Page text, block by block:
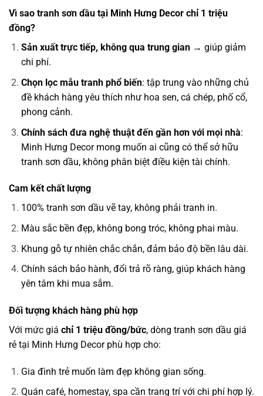
Vì sao tranh sơn dầu tại Minh Hưng Decor chỉ 1 triệu
đồng?
Sản xuất trực tiếp, không qua trung gian→ giúp giảm
chi phí.
Chọn lọc mẫu tranh phổ biến: tập trung vào những chủ
đề khách hàng yêu thích như hoa sen, cá chép, phố cổ,
phong cảnh.
Chính sách đưa nghệ thuật đến gần hơn với mọi nhà:
Minh Hưng Decor mong muốn ai cũng có thể sở hữu
tranh sơn dầu, không phân biệt điều kiện tài chính.
Cam kết chất lượng
100% tranh sơn dầu vẽ tay, không phải tranh in.
Màu sắc bền đẹp, không bong tróc, không phai màu.
Khung gỗ tự nhiên chắc chắn, đảm bảo độ bền lâu dài.
Chính sách bảo hành, đổi trả rõ ràng, giúp khách hàng
yên tâm khi mua sắm.
Đối tượng khách hàng phù hợp
Với mức giá chỉ 1 triệu đồng/bức, dòng tranh sơn dầu giá
rẻ tại Minh Hưng Decor phù hợp cho:
Gia đình trẻ muốn làm đẹp không gian sống.
Quán café, homestay, spa cần trang trí với chi phí hợp lý.